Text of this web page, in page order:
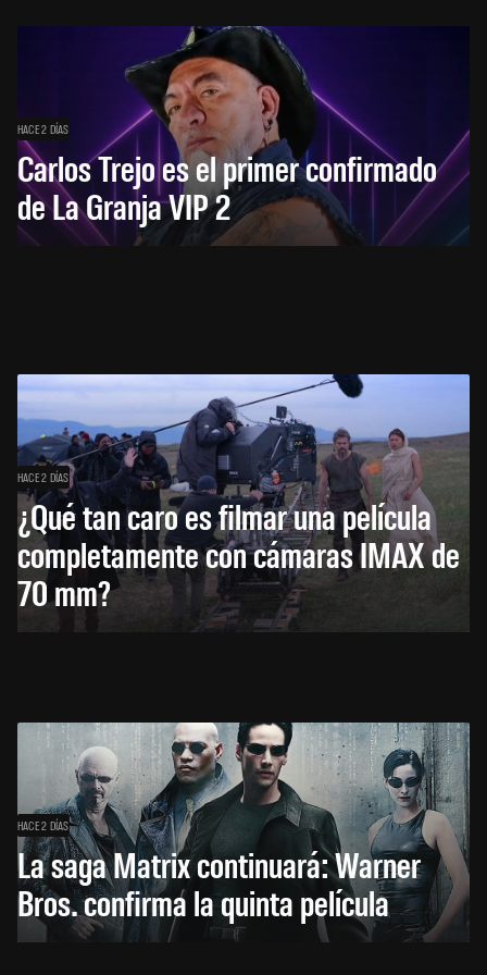
HACE 2 DÍAS
Carlos Trejo es el primer confirmado
de La Granja VIP 2
HACE 2 DÍAS
¿Qué tan caro es filmar una película
completamente con cámaras IMAX de
70 mm?
HACE 2 DÍAS
La saga Matrix continuará: Warner
Bros. confirma la quinta película